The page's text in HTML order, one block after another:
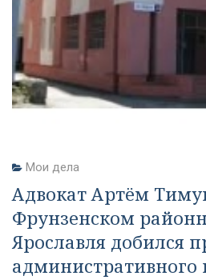
Мои дела
Адвокат Артём
Фрунзенском
Ярославля добился
административного